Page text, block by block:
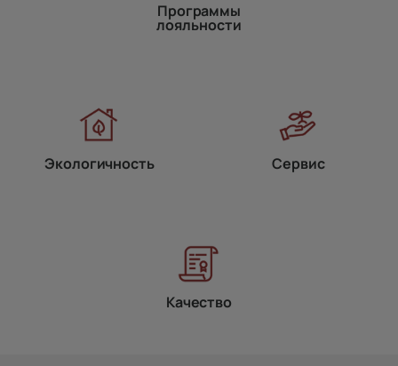
Программы
лояльности
Экологичность Сервис
Качество